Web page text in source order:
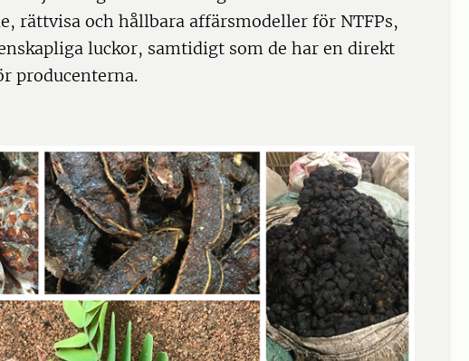
rättvisa och hållbara affärsmodeller för NTFPs,
luckor, samtidigt som de har en direkt
producenterna.